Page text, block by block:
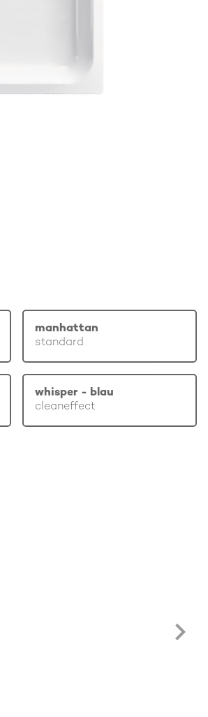
manhattan
standard
whisper - blau
cleaneffect